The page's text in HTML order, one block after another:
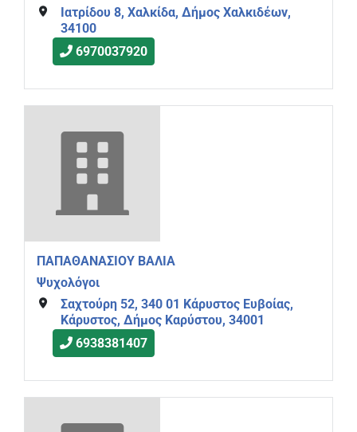
Ιατρίδου 8, Χαλκίδα, Δήμος Χαλκιδέων,
34100
6970037920
ΠΑΠΑΘΑΝΑΣΙΟΥ ΒΑΛΙΑ
Ψυχολόγοι
Σαχτούρη 52, 340 01 Κάρυστος Ευβοίας,
Κάρυστος, Δήμος Καρύστου, 34001
6938381407